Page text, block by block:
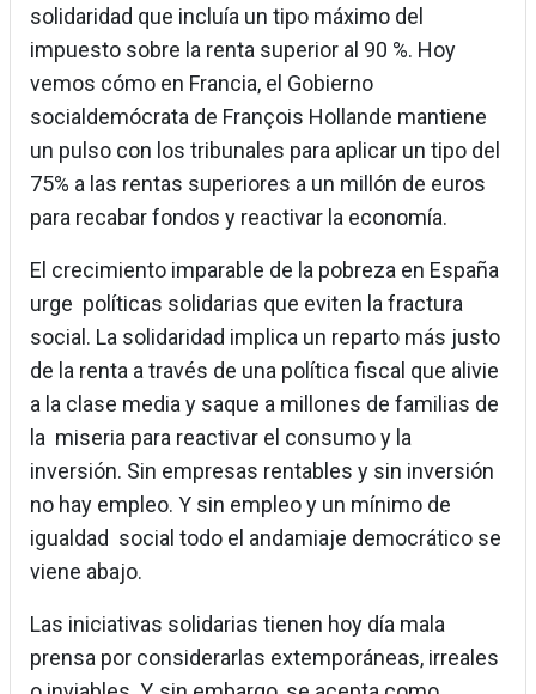
solidaridad que incluía un tipo máximo del
impuesto sobre la renta superior al 90 %. Hoy
vemos cómo en Francia, el Gobierno
socialdemócrata de François Hollande mantiene
un pulso con los tribunales para aplicar un tipo del
75% a las rentas superiores a un millón de euros
para recabar fondos y reactivar la economía.
El crecimiento imparable de la pobreza en España
urge políticas solidarias que eviten la fractura
social. La solidaridad implica un reparto más justo
de la renta a través de una política fiscal que alivie
a la clase media y saque a millones de familias de
la miseria para reactivar el consumo y la
inversión. Sin empresas rentables y sin inversión
no hay empleo. Y sin empleo y un mínimo de
igualdad social todo el andamiaje democrático se
viene abajo.
Las iniciativas solidarias tienen hoy día mala
prensa por considerarlas extemporáneas, irreales